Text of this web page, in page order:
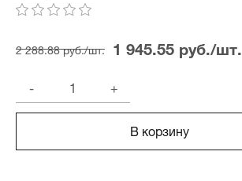
2 288.88 руб./шт. 1 945.55 руб./шт.
-
+
В корзину